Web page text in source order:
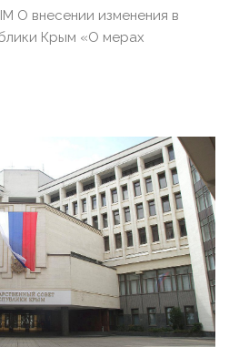
О внесении изменения в
Крым «О мерах